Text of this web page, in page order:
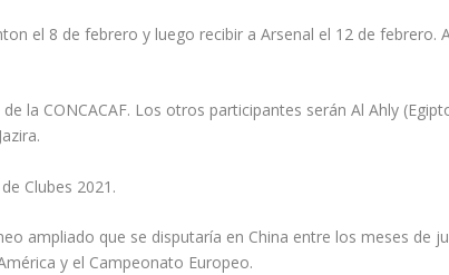
el 8 de febrero y luego recibir a Arsenal el 12 de febrero.
la CONCACAF. Los otros participantes serán Al Ahly
Clubes 2021.
ampliado que se disputaría en China entre los meses de
y el Campeonato Europeo.